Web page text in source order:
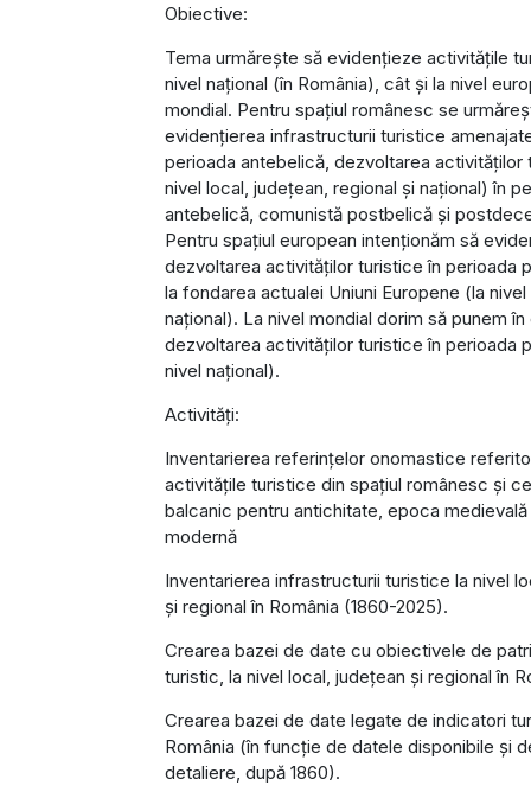
Obiective:
Tema urmărește să evidențieze activitățile
nivel național (în România), cât și la nivel
mondial. Pentru spațiul românesc se
evidențierea infrastructurii turistice
perioada antebelică, dezvoltarea activităților
nivel local, județean, regional și național) în
antebelică, comunistă postbelică și
Pentru spațiul european intenționăm să
dezvoltarea activităților turistice în perioada
la fondarea actualei Uniuni Europene (la
național). La nivel mondial dorim să punem
dezvoltarea activităților turistice în perioada
nivel național).
Activități:
Inventarierea referințelor onomastice
activitățile turistice din spațiul românesc și
balcanic pentru antichitate, epoca
modernă
Inventarierea infrastructurii turistice la nivel
și regional în România (1860-2025).
Crearea bazei de date cu obiectivele de
turistic, la nivel local, județean și regional în
Crearea bazei de date legate de indicatori
România (în funcție de datele disponibile și
detaliere, după 1860).